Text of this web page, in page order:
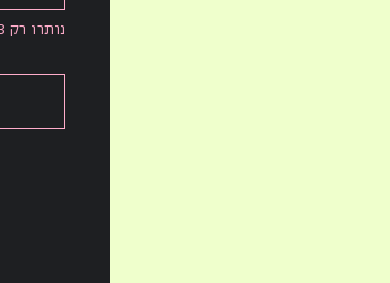
נותרו רק 3 במלאי